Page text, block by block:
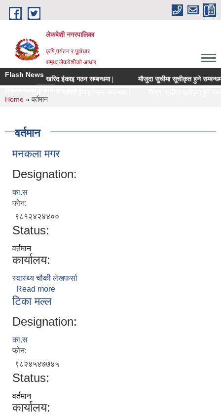
Skip to main content
लेकबेशी नगरपालिका
कृषि,पर्यटन र पू्र्वाधार
समृध्द लेकवेशीको आधार
Flash News
खरिद ईकाइ गठन सम्बन्धमा |
मौजुदा सुचीमा सूचीकृत हुने सम्बन्धमा |
सम्बन्धमा
You are here
Home » वर्तमान
वर्तमान
मनकला मगर
Designation:
का.स
फोन:
९८१२४२४४००
Status:
वर्तमान
कार्यालय:
स्वास्थ्य चौकी लेखफर्सा
Read more
टिका मल्ल
Designation:
का.स
फोन:
९८२४५४७७४५
Status:
वर्तमान
कार्यालय: